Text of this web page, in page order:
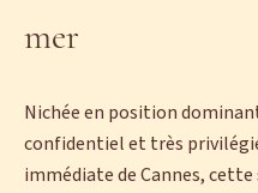
mer
Nichée en position
confidentiel et très
immédiate de Cannes,